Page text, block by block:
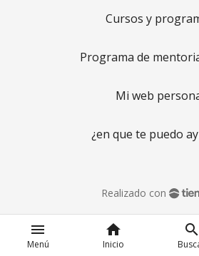
menu
Menú
home
Inicio
search
Cursos y
Programa de
Mi web
¿en que te puedo
Realizado con